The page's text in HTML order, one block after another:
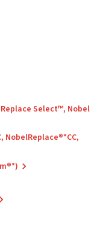
Select™, Nobel
NobelReplace®*CC,